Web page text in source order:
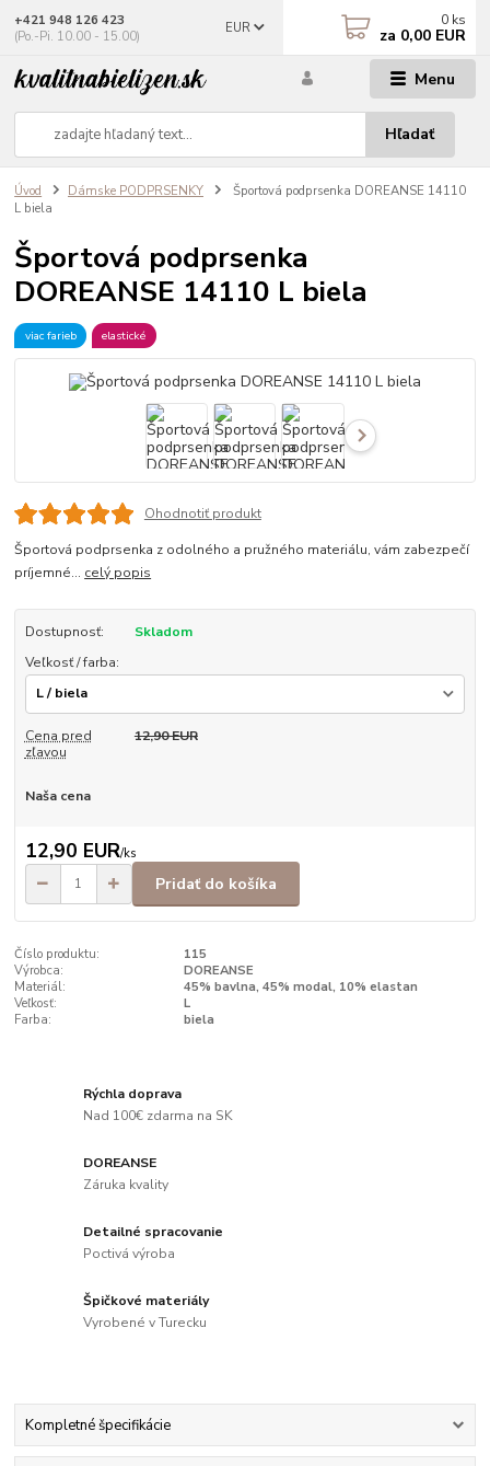
Menu
EUR
Hľadať
+421 948 126 423
(Po.-Pi. 10.00 - 15.00)
0 ks
za 0,00 EUR
Úvod Dámske PODPRSENKY
Športová podprsenka DOREANSE 14110
L biela
Športová podprsenka
DOREANSE 14110 L biela
viac farieb elastické
Ohodnotiť produkt
Športová podprsenka z odolného a pružného materiálu, vám zabezpečí
príjemné... celý popis
Dostupnosť:
Skladom
Veľkosť / farba:
Cena pred
zľavou
12,90 EUR
Naša cena
12,90 EUR/ks
Pridať do košíka
Číslo produktu:
115
Výrobca:
DOREANSE
Materiál:
45% bavlna, 45% modal, 10% elastan
Veľkosť:
L
Farba:
biela
Rýchla doprava
Nad 100€ zdarma na SK
DOREANSE
Záruka kvality
Detailné spracovanie
Poctivá výroba
Špičkové materiály
Vyrobené v Turecku
Kompletné špecifikácie